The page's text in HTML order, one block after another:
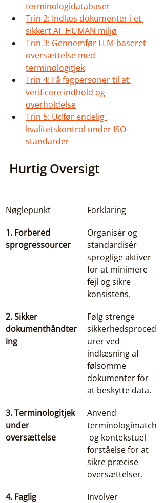
terminologidatabaser
Trin 2: Indlæs dokumenter i et
sikkert AI+HUMAN miljø
Trin 3: Gennemfør LLM-baseret
oversættelse med
terminologitjek
Trin 4: Få fagpersoner til at
verificere indhold og
overholdelse
Trin 5: Udfør endelig
kvalitetskontrol under ISO-
standarder
Hurtig Oversigt
Nøglepunkt
Forklaring
1. Forbered
sprogressourcer
Organisér og
standardisér
sproglige aktiver
for at minimere
fejl og sikre
konsistens.
2. Sikker
dokumenthåndter
ing
Følg strenge
sikkerhedsproced
urer ved
indlæsning af
følsomme
dokumenter for
at beskytte data.
3. Terminologitjek
under
oversættelse
Anvend
terminologimatch
og kontekstuel
forståelse for at
sikre præcise
oversættelser.
4. Faglig
Involver